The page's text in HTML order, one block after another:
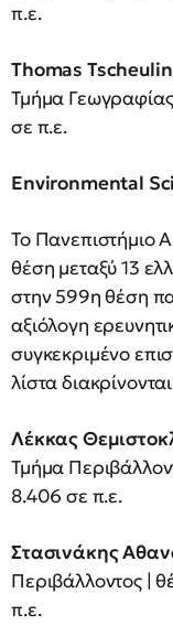
π.ε.
Thomas Tscheulin
Τμήμα
σε π.ε.
Environmental
Το Πανεπιστήμιο
θέση μεταξύ 13
στην 599η θέση
αξιόλογη
συγκεκριμένο
λίστα
Λέκκας
Τμήμα
8.406 σε π.ε.
Στασινάκης
Περιβάλλοντος |
π.ε.